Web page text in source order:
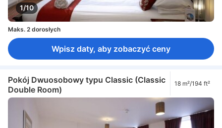
1/10
Maks. 2 dorosłych
Wpisz daty, aby zobaczyć ceny
Pokój Dwuosobowy typu Classic (Classic
Double Room)
18 m²/194 ft²